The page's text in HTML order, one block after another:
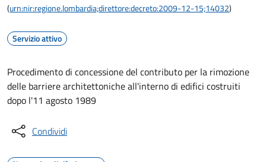
(urn:nir:regione.lombardia;direttore:decreto:2009-12-15;14032)
Servizio attivo
Procedimento di concessione del contributo per la rimozione
delle barriere architettoniche all'interno di edifici costruiti
dopo l'11 agosto 1989
Condividi